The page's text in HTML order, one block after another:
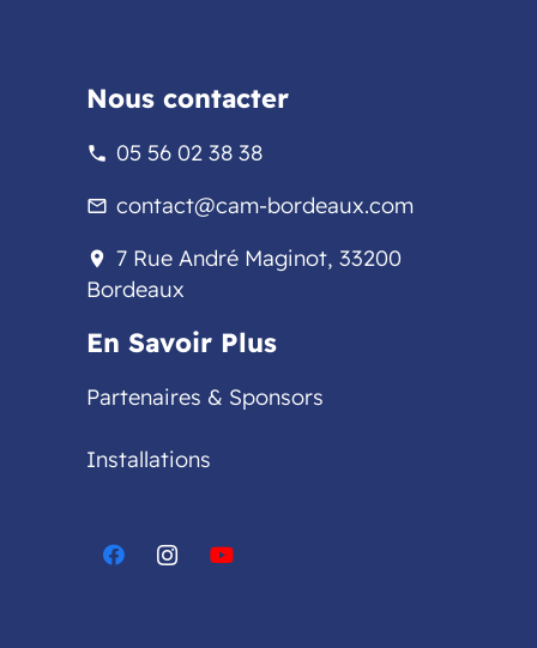
Nous contacter
phone 05 56 02 38 38
mail_outline contact@cam-bordeaux.com
location_on 7 Rue André Maginot, 33200
Bordeaux
En Savoir Plus
Partenaires & Sponsors
Installations